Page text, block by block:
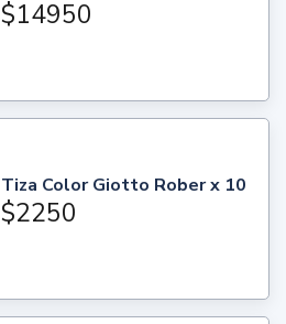
$14950
Tiza Color Giotto Rober x 10
$2250